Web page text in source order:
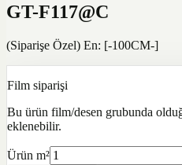
GT-F117@C
(Siparişe Özel) En: [-100CM-]
Film siparişi
Bu ürün film/desen grubunda
eklenebilir.
Ürün m²